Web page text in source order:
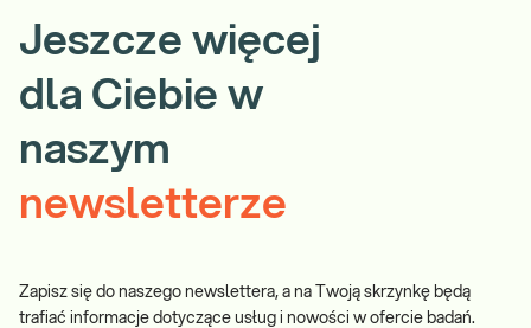
Jeszcze więcej
dla Ciebie w
naszym
newsletterze
Zapisz się do naszego newslettera, a na Twoją skrzynkę będą
trafiać informacje dotyczące usług i nowości w ofercie badań.